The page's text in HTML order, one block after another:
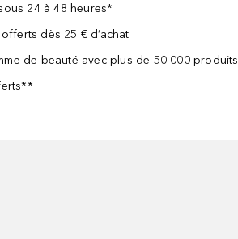
24 à 48 heures*
dès 25 € d’achat
de beauté avec plus de 50 000 produits